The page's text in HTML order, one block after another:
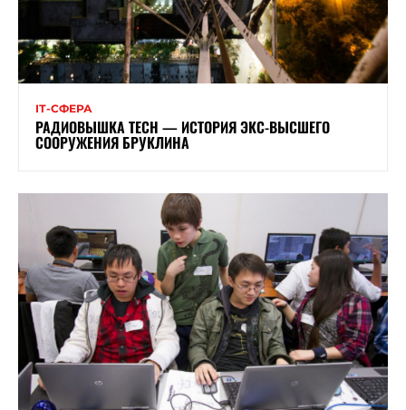
ІТ-СФЕРА
РАДИОВЫШКА TECH — ИСТОРИЯ ЭКС-ВЫСШЕГО
СООРУЖЕНИЯ БРУКЛИНА